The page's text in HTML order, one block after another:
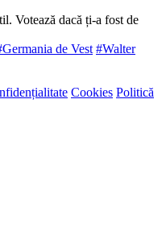
Votează dacă ți-a fost de
de Vest #Walter
Cookies Politică